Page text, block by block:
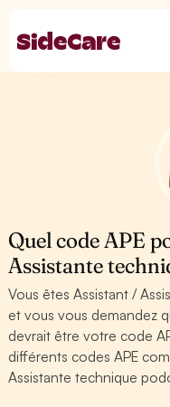
Quel code APE
Assistante
Vous êtes Assistant /
et vous vous demandez
devrait être votre code
différents codes APE
Assistante technique